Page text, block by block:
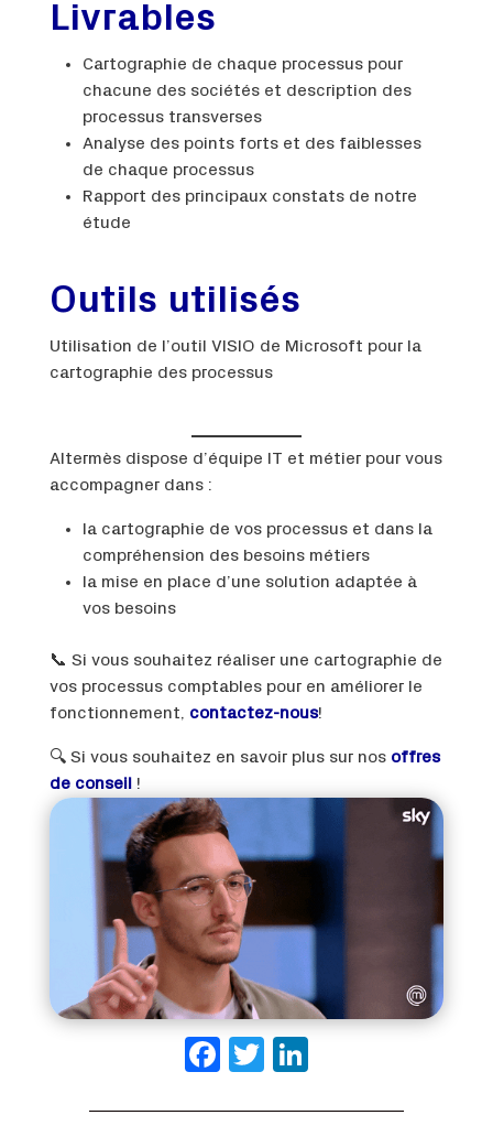
Livrables
Cartographie de chaque processus pour
chacune des sociétés et description des
processus transverses
Analyse des points forts et des faiblesses
de chaque processus
Rapport des principaux constats de notre
étude
Outils utilisés
Utilisation de l’outil VISIO de Microsoft pour la
cartographie des processus
Altermès dispose d’équipe IT et métier pour vous
accompagner dans :
la cartographie de vos processus et dans la
compréhension des besoins métiers
la mise en place d’une solution adaptée à
vos besoins
📞 Si vous souhaitez réaliser une cartographie de
vos processus comptables pour en améliorer le
fonctionnement, contactez-nous!
🔍 Si vous souhaitez en savoir plus sur nosoffres
de conseil !
Facebook
Twitter